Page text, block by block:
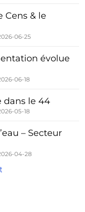
Cens & le
06-25
évolue
06-18
dans le 44
05-18
– Secteur
04-28